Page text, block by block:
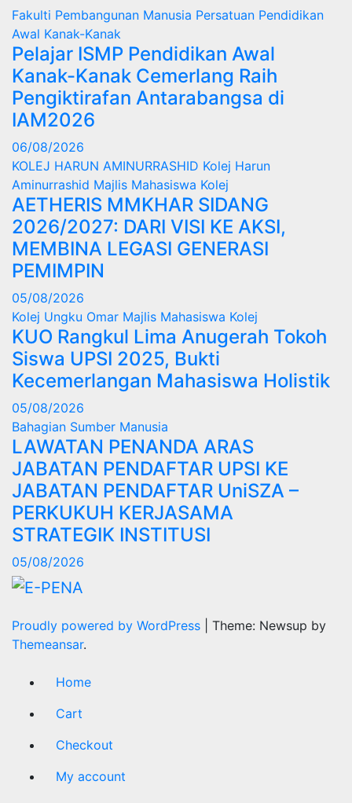
Fakulti Pembangunan Manusia Persatuan Pendidikan
Awal Kanak-Kanak
Pelajar ISMP Pendidikan Awal
Kanak-Kanak Cemerlang Raih
Pengiktirafan Antarabangsa di
IAM2026
06/08/2026
KOLEJ HARUN AMINURRASHID Kolej Harun
Aminurrashid Majlis Mahasiswa Kolej
AETHERIS MMKHAR SIDANG
2026/2027: DARI VISI KE AKSI,
MEMBINA LEGASI GENERASI
PEMIMPIN
05/08/2026
Kolej Ungku Omar Majlis Mahasiswa Kolej
KUO Rangkul Lima Anugerah Tokoh
Siswa UPSI 2025, Bukti
Kecemerlangan Mahasiswa Holistik
05/08/2026
Bahagian Sumber Manusia
LAWATAN PENANDA ARAS
JABATAN PENDAFTAR UPSI KE
JABATAN PENDAFTAR UniSZA –
PERKUKUH KERJASAMA
STRATEGIK INSTITUSI
05/08/2026
Proudly powered by WordPress
Theme: Newsup by
Themeansar.
Home
Cart
Checkout
My account